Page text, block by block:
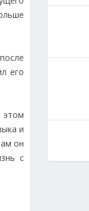
его
этом
и
он
с